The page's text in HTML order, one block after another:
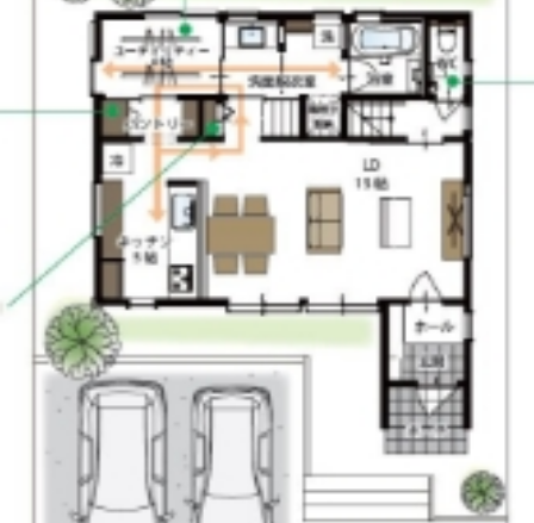
会社案内
会社概要
ARRCHの歴史
スタッフ紹介
建築家紹介
お客様満足度レビュー
LINE UP
よくあるご質問
読みもの
トップページ